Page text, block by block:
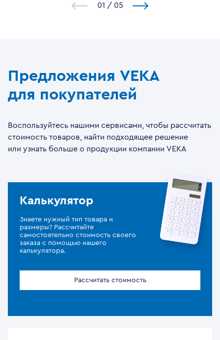
1 / 5
Предложения VEKA
для покупателей
Воспользуйтесь нашими сервисами, чтобы рассчитать
стоимость товаров, найти подходящее решение
или узнать больше о продукции компании VEKA
Калькулятор
Знаете нужный тип товара и
размеры? Рассчитайте
самостоятельно стоимость своего
заказа с помощью нашего
калькулятора.
Рассчитать стоимость